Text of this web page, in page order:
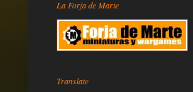
La Forja de Marte
Translate